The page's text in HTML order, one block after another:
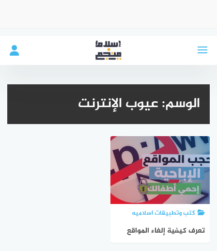
الوسم:عيوب الإنترنت
كتب وتطبيقات اسلاميه
تعرف كيفية إلغاء المواقع